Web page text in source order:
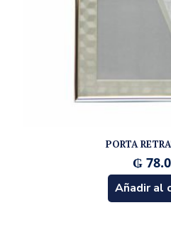
PORTA
₲
Añadir al